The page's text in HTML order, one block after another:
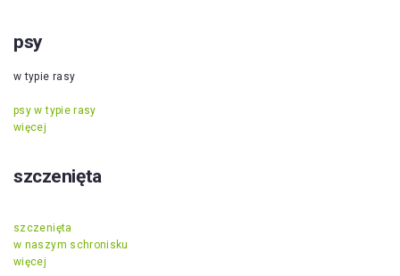
psy
w typie rasy
psy w typie rasy
więcej
szczenięta
szczenięta
w naszym schronisku
więcej